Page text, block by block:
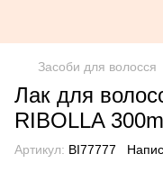
Засоби для волосся
Лак для
RIBOLLA
Артикул: BI77777